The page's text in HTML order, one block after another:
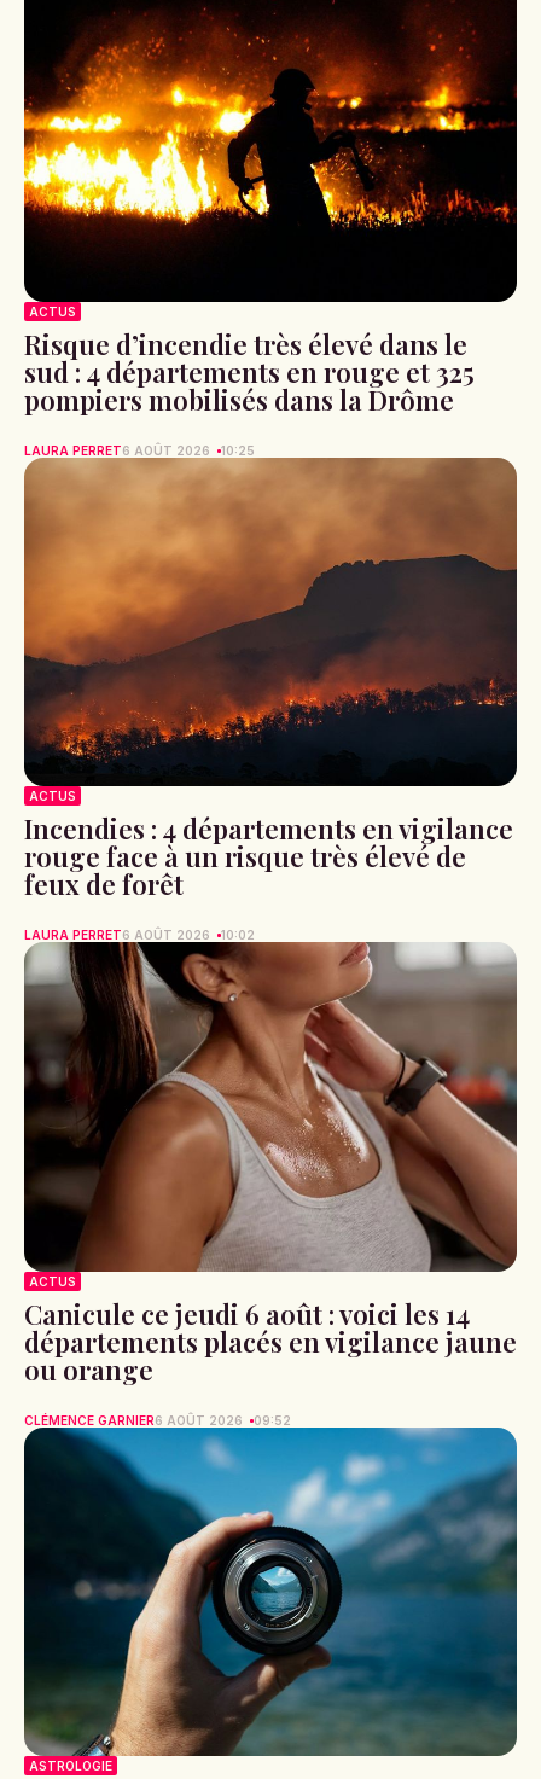
ACTUS
Risque d’incendie très élevé dans le
sud : 4 départements en rouge et 325
pompiers mobilisés dans la Drôme
LAURA PERRET6 AOÛT 2026 10:25
ACTUS
Incendies : 4 départements en vigilance
rouge face à un risque très élevé de
feux de forêt
LAURA PERRET6 AOÛT 2026 10:02
ACTUS
Canicule ce jeudi 6 août : voici les 14
départements placés en vigilance jaune
ou orange
CLÉMENCE GARNIER6 AOÛT 2026 09:52
ASTROLOGIE